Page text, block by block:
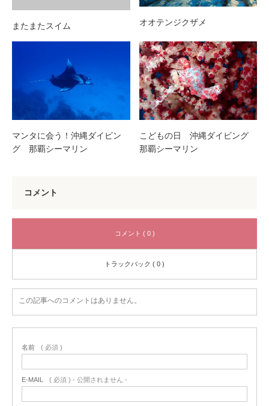
またまたスイム オオテンジクザメ
マンタに会う！沖縄ダイビン
グ 那覇シーマリン
こどもの日 沖縄ダイビング
那覇シーマリン
コメント
コメント ( 0 )
トラックバック ( 0 )
この記事へのコメントはありません。
名前 ( 必須 )
E-MAIL ( 必須 ) - 公開されません -